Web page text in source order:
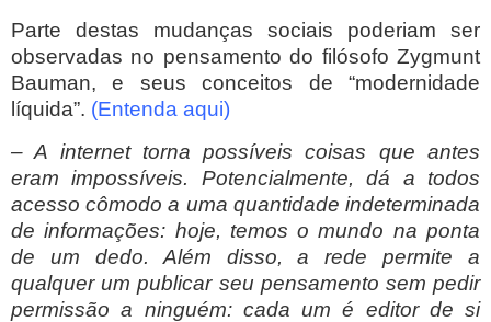
Parte destas mudanças sociais poderiam ser
observadas no pensamento do filósofo Zygmunt
Bauman, e seus conceitos de “modernidade
líquida”. (Entenda aqui)
– A internet torna possíveis coisas que antes
eram impossíveis. Potencialmente, dá a todos
acesso cômodo a uma quantidade indeterminada
de informações: hoje, temos o mundo na ponta
de um dedo. Além disso, a rede permite a
qualquer um publicar seu pensamento sem pedir
permissão a ninguém: cada um é editor de si